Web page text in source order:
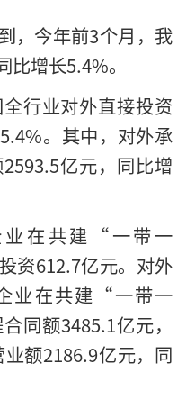
，今年前3个月，我
增长5.4%。
行业对外直接投资
。其中，对外承
亿元，同比增
在共建“一带一
资612.7亿元。对外
业在共建“一带一
同额3485.1亿元，
额2186.9亿元，同